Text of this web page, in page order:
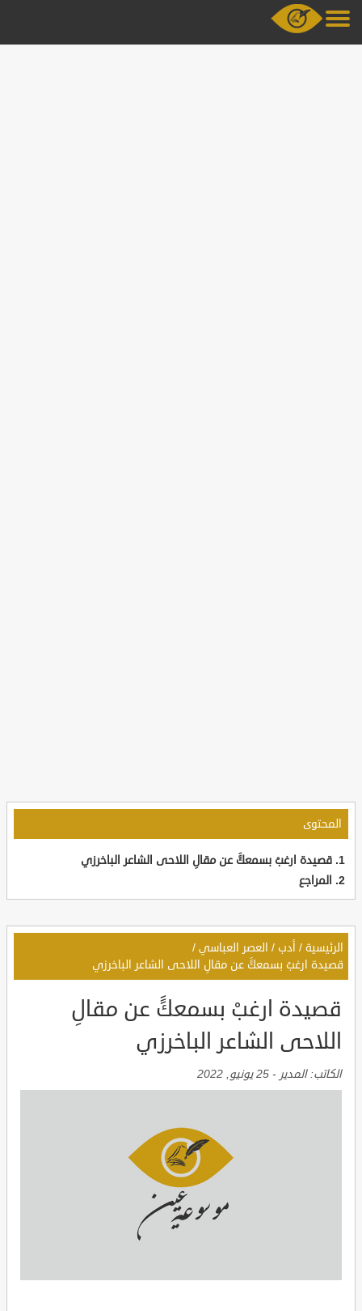
المحتوى
قصيدة ارغبْ بسمعكًَ عن مقالِ اللاحى الشاعر الباخرزي
المراجع
الرئيسية / أدب / العصر العباسي /
قصيدة ارغبْ بسمعكًَ عن مقالِ اللاحى الشاعر الباخرزي
قصيدة ارغبْ بسمعكًَ عن مقالِ
اللاحى الشاعر الباخرزي
الكاتب:المدير - 25 يونيو, 2022